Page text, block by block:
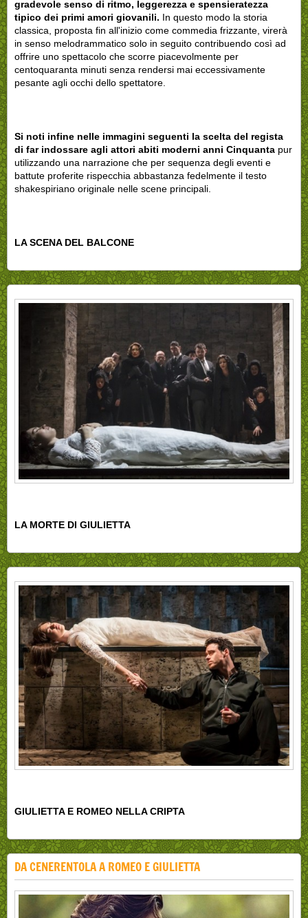
gradevole senso di ritmo, leggerezza e spensieratezza
tipico dei primi amori giovanili. In questo modo la storia
classica, proposta fin all'inizio come commedia frizzante, virerà
in senso melodrammatico solo in seguito contribuendo così ad
offrire uno spettacolo che scorre piacevolmente per
centoquaranta minuti senza rendersi mai eccessivamente
pesante agli occhi dello spettatore.
Si noti infine nelle immagini seguenti la scelta del regista
di far indossare agli attori abiti moderni anni Cinquanta pur
utilizzando una narrazione che per sequenza degli eventi e
battute proferite rispecchia abbastanza fedelmente il testo
shakespiriano originale nelle scene principali.
LA SCENA DEL BALCONE
LA MORTE DI GIULIETTA
GIULIETTA E ROMEO NELLA CRIPTA
DA CENERENTOLA A ROMEO E GIULIETTA